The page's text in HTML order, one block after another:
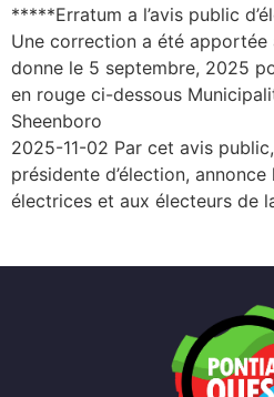
*****Erratum a l’avis public
Une correction a été apportée
donne le 5 septembre, 2025
en rouge ci-dessous
Sheenboro
2025-11-02 Par cet avis
présidente d’élection,
électrices et aux électeurs de